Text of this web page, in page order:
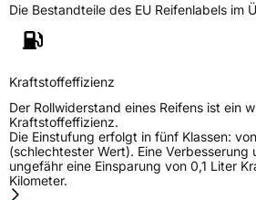
Rollgeräusch (dB)71
Fahrzeugklasse
3PMSF / Schneeflockensymbol / Alpine-
EPREL ID1384106
Allgemeine Produktsicherheit
Die Bestandteile des EU Reifenlabels im
Kraftstoffeffizienz
Der Rollwiderstand eines Reifens ist ein
Kraftstoffeffizienz.
Die Einstufung erfolgt in fünf Klassen:
(schlechtester Wert). Eine Verbesserung
ungefähr eine Einsparung von 0,1 Liter
Kilometer.